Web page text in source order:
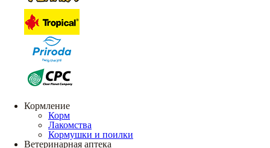
Кормление
Корм
Лакомства
Кормушки и поилки
Ветеринарная аптека